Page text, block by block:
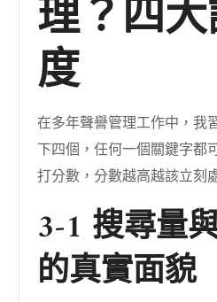
理？四
度
在多年聲譽管理工作中，我
下四個，任何一個關鍵字都
打分數，分數越高越該立刻
3-1 搜尋量
的真實面貌